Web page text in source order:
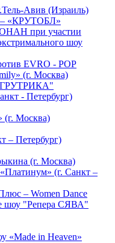
Авив (Израиль)
«КРУТОБЛ»
при участии
шоу
EVRO - POP
(г. Москва)
- Петербург)
(г. Москва)
– Петербург)
(г. Москва)
(г. Санкт –
– Women Dance
шоу "Репера СЯВА"
«Made in Heaven»